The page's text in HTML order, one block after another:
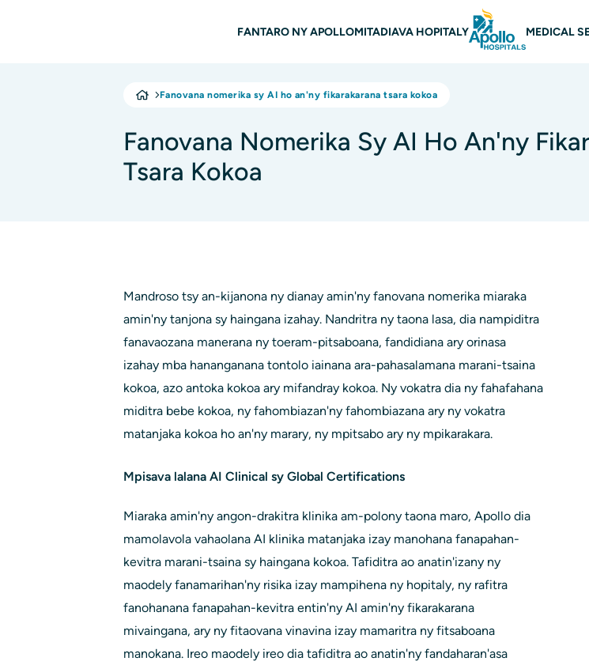
FANTARO NY APOLLOMITADIAVA HOPITALY MEDICAL
Fanovana nomerika sy AI ho an'ny fikarakarana tsara kokoa
Fanovana Nomerika Sy AI Ho An'ny
Tsara Kokoa
Mandroso tsy an-kijanona ny dianay amin'ny fanovana nomerika miaraka
amin'ny tanjona sy haingana izahay. Nandritra ny taona lasa, dia nampiditra
fanavaozana manerana ny toeram-pitsaboana, fandidiana ary orinasa
izahay mba hananganana tontolo iainana ara-pahasalamana marani-tsaina
kokoa, azo antoka kokoa ary mifandray kokoa. Ny vokatra dia ny fahafahana
miditra bebe kokoa, ny fahombiazan'ny fahombiazana ary ny vokatra
matanjaka kokoa ho an'ny marary, ny mpitsabo ary ny mpikarakara.
Mpisava lalana AI Clinical sy Global Certifications
Miaraka amin'ny angon-drakitra klinika am-polony taona maro, Apollo dia
mamolavola vahaolana AI klinika matanjaka izay manohana fanapahan-
kevitra marani-tsaina sy haingana kokoa. Tafiditra ao anatin'izany ny
maodely fanamarihan'ny risika izay mampihena ny hopitaly, ny rafitra
fanohanana fanapahan-kevitra entin'ny AI amin'ny fikarakarana
mivaingana, ary ny fitaovana vinavina izay mamaritra ny fitsaboana
manokana. Ireo maodely ireo dia tafiditra ao anatin'ny fandaharan'asa